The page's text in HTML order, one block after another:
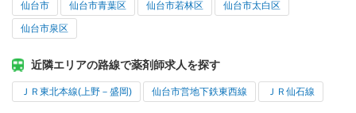
仙台市 仙台市青葉区 仙台市若林区 仙台市太白区
仙台市泉区
近隣エリアの路線で薬剤師求人を探す
ＪＲ東北本線(上野－盛岡) 仙台市営地下鉄東西線 ＪＲ仙石線